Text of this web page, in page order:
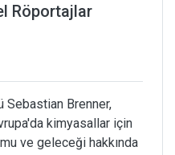
Röportajlar
Sebastian Brenner,
kimyasallar için
ve geleceği hakkında